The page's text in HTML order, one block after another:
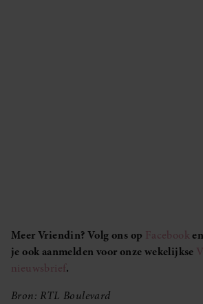
Meer Vriendin? Volg ons op Facebooken
je ook aanmelden voor onze wekelijkse
nieuwsbrief.
Bron: RTL Boulevard